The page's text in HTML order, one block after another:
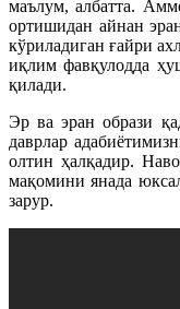
маълум, албатта.
ортишидан айнан
кўриладиган ғайри
иқлим фавқулодда
қилади.
Эр ва эран образи
даврлар
олтин ҳалқадир.
мақомини янада
зарур.